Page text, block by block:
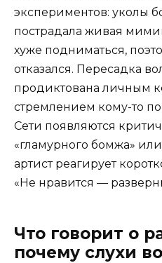
экспериментов: уколы
пострадала живая
хуже подниматься,
отказался. Пересадка
продиктована личным
стремлением кому-то
Сети появляются
«гламурного бомжа»
артист реагирует
«Не нравится —
Что говорит о
почему слухи